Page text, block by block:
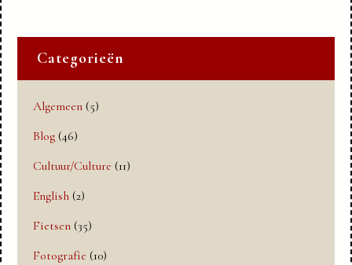
Categorieën
Algemeen (5)
Blog (46)
Cultuur/Culture (11)
English (2)
Fietsen (35)
Fotografie (10)